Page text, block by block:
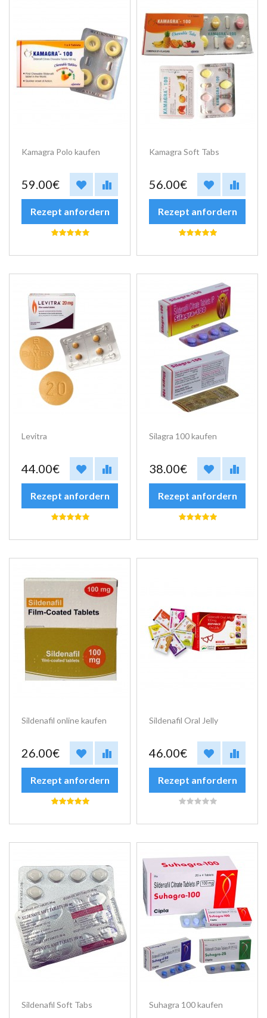
Kamagra Polo kaufen
59.00€
Rezept anfordern
Kamagra Soft Tabs
56.00€
Rezept anfordern
Levitra
44.00€
Rezept anfordern
Silagra 100 kaufen
38.00€
Rezept anfordern
Sildenafil online kaufen
26.00€
Rezept anfordern
Sildenafil Oral Jelly
46.00€
Rezept anfordern
Sildenafil Soft Tabs Suhagra 100 kaufen